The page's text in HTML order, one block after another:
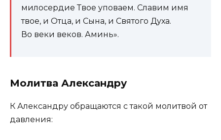
милосердие Твое уповаем. Славим имя
твое, и Отца, и Сына, и Святого Духа.
Во веки веков. Аминь».
Молитва Александру
К Александру обращаются с такой молитвой от
давления: